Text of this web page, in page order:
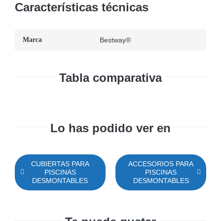
Características técnicas
Marca Bestway®
Tabla comparativa
Lo has podido ver en
CUBIERTAS PARA
PISCINAS
DESMONTABLES
ACCESORIOS PARA
PISCINAS
DESMONTABLES